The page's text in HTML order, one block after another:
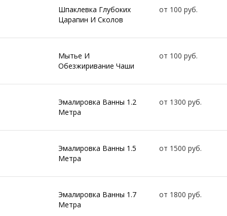
Шпаклевка Глубоких
Царапин И Сколов
от 100 руб.
Мытье И
Обезжиривание Чаши
от 100 руб.
Эмалировка Ванны 1.2
Метра
от 1300 руб.
Эмалировка Ванны 1.5
Метра
от 1500 руб.
Эмалировка Ванны 1.7
Метра
от 1800 руб.